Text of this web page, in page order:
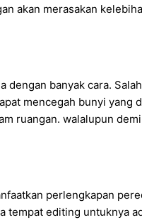
akan merasakan
banyak cara.
mencegah bunyi yang
ruangan. walalupun
perlengkapan
editing untuknya